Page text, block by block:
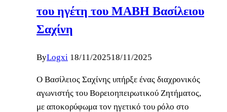
του ηγέτη του ΜΑΒΗ Βασίλειου
Σαχίνη
ByLogxi 18/11/202518/11/2025
Ο Βασίλειος Σαχίνης υπήρξε ένας διαχρονικός
αγωνιστής του Βορειοηπειρωτικού Ζητήματος,
με αποκορύφωμα τον ηγετικό του ρόλο στο